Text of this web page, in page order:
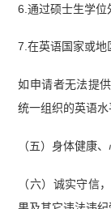
6.通过硕士生学位
7.在英语国家或地
如申请者无法提
统一组织的英语水
（五）身体健康
（六）诚实守信